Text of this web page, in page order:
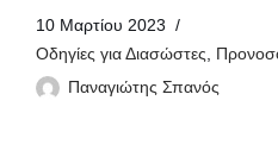
10 Μαρτίου 2023
Οδηγίες για Διασώστες,
Παναγιώτης Σπανός